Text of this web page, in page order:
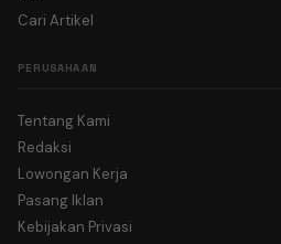
Cari Artikel
PERUSAHAAN
Tentang Kami
Redaksi
Lowongan Kerja
Pasang Iklan
Kebijakan Privasi